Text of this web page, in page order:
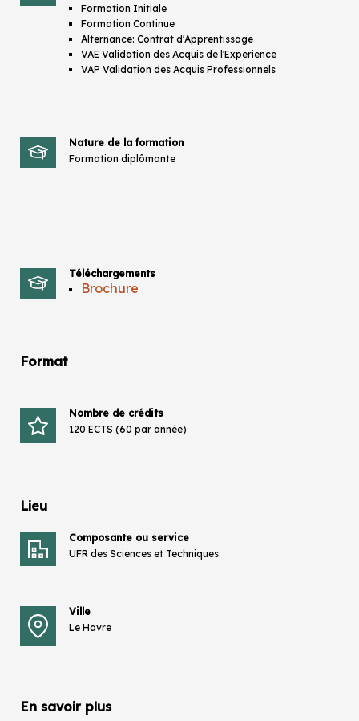
Formation Initiale
Formation Continue
Alternance: Contrat d'Apprentissage
VAE Validation des Acquis de l'Experience
VAP Validation des Acquis Professionnels
Nature de la formation
Formation diplômante
Téléchargements
Brochure
Format
Nombre de crédits
120 ECTS (60 par année)
Lieu
Composante ou service
UFR des Sciences et Techniques
Ville
Le Havre
En savoir plus